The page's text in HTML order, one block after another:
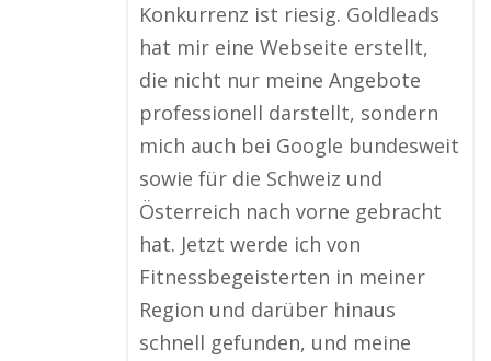
Konkurrenz ist riesig. Goldleads
hat mir eine Webseite erstellt,
die nicht nur meine Angebote
professionell darstellt, sondern
mich auch bei Google bundesweit
sowie für die Schweiz und
Österreich nach vorne gebracht
hat. Jetzt werde ich von
Fitnessbegeisterten in meiner
Region und darüber hinaus
schnell gefunden, und meine